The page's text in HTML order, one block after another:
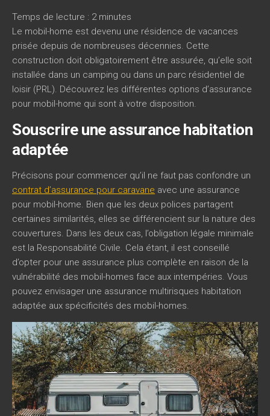
Temps de lecture : 2 minutes
Le mobil-home est devenu une résidence de vacances
prisée depuis de nombreuses décennies. Cette
construction doit obligatoirement être assurée, qu’elle soit
installée dans un camping ou dans un parc résidentiel de
loisir (PRL). Découvrez les différentes options d’assurance
pour mobil-home qui sont à votre disposition.
Souscrire une assurance habitation
adaptée
Précisons pour commencer qu’il ne faut pas confondre un
contrat d’assurance pour caravane avec une assurance
pour mobil-home. Bien que les deux polices partagent
certaines similarités, elles se différencient sur la nature des
couvertures. Dans les deux cas, l’obligation légale minimale
est la Responsabilité Civile. Cela étant, il est conseillé
d’opter pour une assurance plus complète en raison de la
vulnérabilité des mobil-homes face aux intempéries. Vous
pouvez envisager une assurance multirisques habitation
adaptée aux spécificités des mobil-homes.